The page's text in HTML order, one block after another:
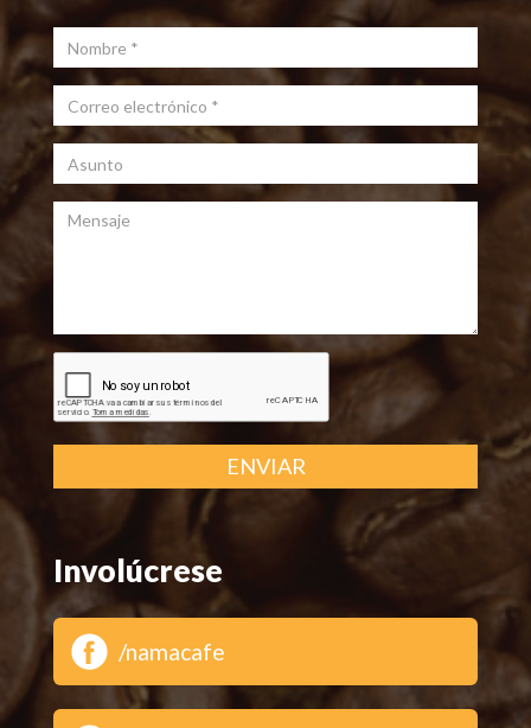
Nombre
Correo electrónico *
Asunto
Mensaje
ENVIAR
Involúcrese
/namacafe